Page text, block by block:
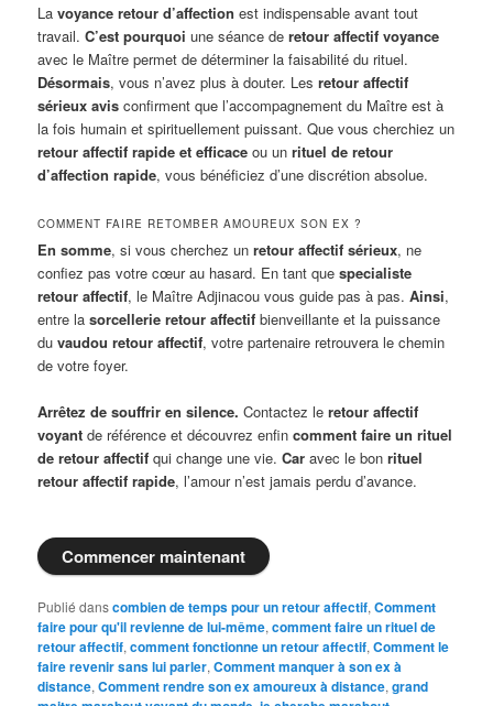
Lavoyance retour d’affection est indispensable avant tout
travail.C’est pourquoi une séance deretour affectif voyance
avec le Maître permet de déterminer la faisabilité du rituel.
Désormais, vous n’avez plus à douter. Lesretour affectif
sérieux avis confirment que l’accompagnement du Maître est à
la fois humain et spirituellement puissant. Que vous cherchiez un
retour affectif rapide et efficace ou unrituel de retour
d’affection rapide, vous bénéficiez d’une discrétion absolue.
COMMENT FAIRE RETOMBER AMOUREUX SON EX ?
En somme, si vous cherchez unretour affectif sérieux, ne
confiez pas votre cœur au hasard. En tant quespecialiste
retour affectif, le Maître Adjinacou vous guide pas à pas.Ainsi,
entre lasorcellerie retour affectif bienveillante et la puissance
duvaudou retour affectif, votre partenaire retrouvera le chemin
de votre foyer.
Arrêtez de souffrir en silence. Contactez leretour affectif
voyant de référence et découvrez enfincomment faire un rituel
de retour affectif qui change une vie.Car avec le bonrituel
retour affectif rapide, l’amour n’est jamais perdu d’avance.
Commencer maintenant
Publié danscombien de temps pour un retour affectif,Comment
faire pour qu'il revienne de lui-même,comment faire un rituel de
retour affectif,comment fonctionne un retour affectif,Comment le
faire revenir sans lui parler,Comment manquer à son ex à
distance,Comment rendre son ex amoureux à distance,grand